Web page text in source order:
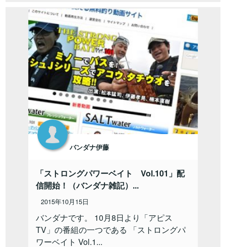
バンダナ伊藤
「ストロングパワーベイト Vol.101」配
信開始！（バンダナ雑記）...
2015年10月15日
バンダナです。 10月8日より「アピス
TV」の番組の一つである 「ストロングパ
ワーベイト Vol.1...